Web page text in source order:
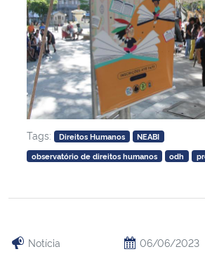
Tags: Direitos Humanos
NEABI
observatório de direitos humanos
odh
Notícia 06/06/2023